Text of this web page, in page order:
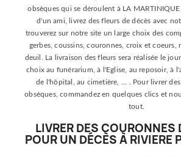
obsèques qui se déroulent à LA
d'un ami, livrez des fleurs de décès avec
trouverez sur notre site un large choix des
gerbes, coussins, couronnes, croix et coeurs,
deuil. La livraison des fleurs sera réalisée le
choix au funérarium, à l'Eglise, au reposoir, à
de l'hôpital, au cimetière, ... . Pour livrer
obsèques, commandez en quelques clics et
tout.
LIVRER DES COURONNES
POUR UN DÉCÈS À RIVIERE